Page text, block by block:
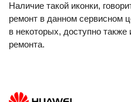
Наличие такой иконки,
ремонт в данном сервисном
в некоторых, доступно также
ремонта.